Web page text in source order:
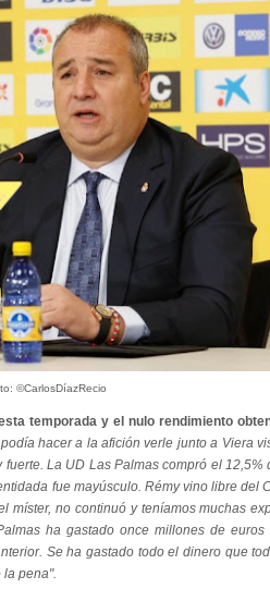
©CarlosDíazRecio
temporada y el nulo rendimiento
hacer a la afición verle junto a Viera
La UD Las Palmas compró el 12,5%
fue mayúsculo. Rémy vino libre del
míster, no continuó y teníamos muchas
ha gastado once millones de
Se ha gastado todo el dinero que
la pena".